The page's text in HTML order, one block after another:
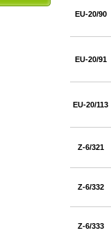
EU-20/90
EU-20/91
EU-20/113
Z-6/321
Z-6/332
Z-6/333